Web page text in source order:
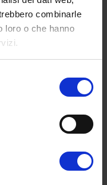
combinarle
loro o che hanno